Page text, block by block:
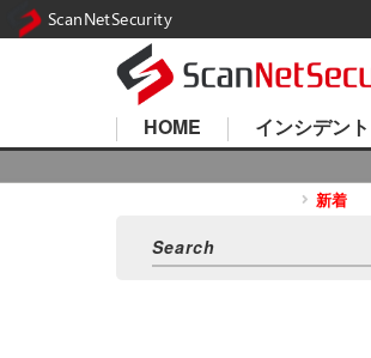
HOME インシデント
新着
ScanNetSecurity